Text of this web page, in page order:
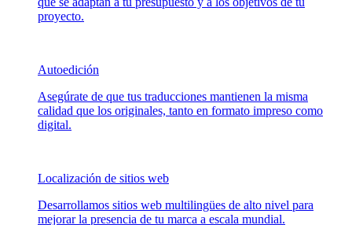
proyecto.
Autoedición
Asegúrate de que tus traducciones mantienen la misma
calidad que los originales, tanto en formato impreso como
digital.
Localización de sitios web
Desarrollamos sitios web multilingües de alto nivel para
mejorar la presencia de tu marca a escala mundial.